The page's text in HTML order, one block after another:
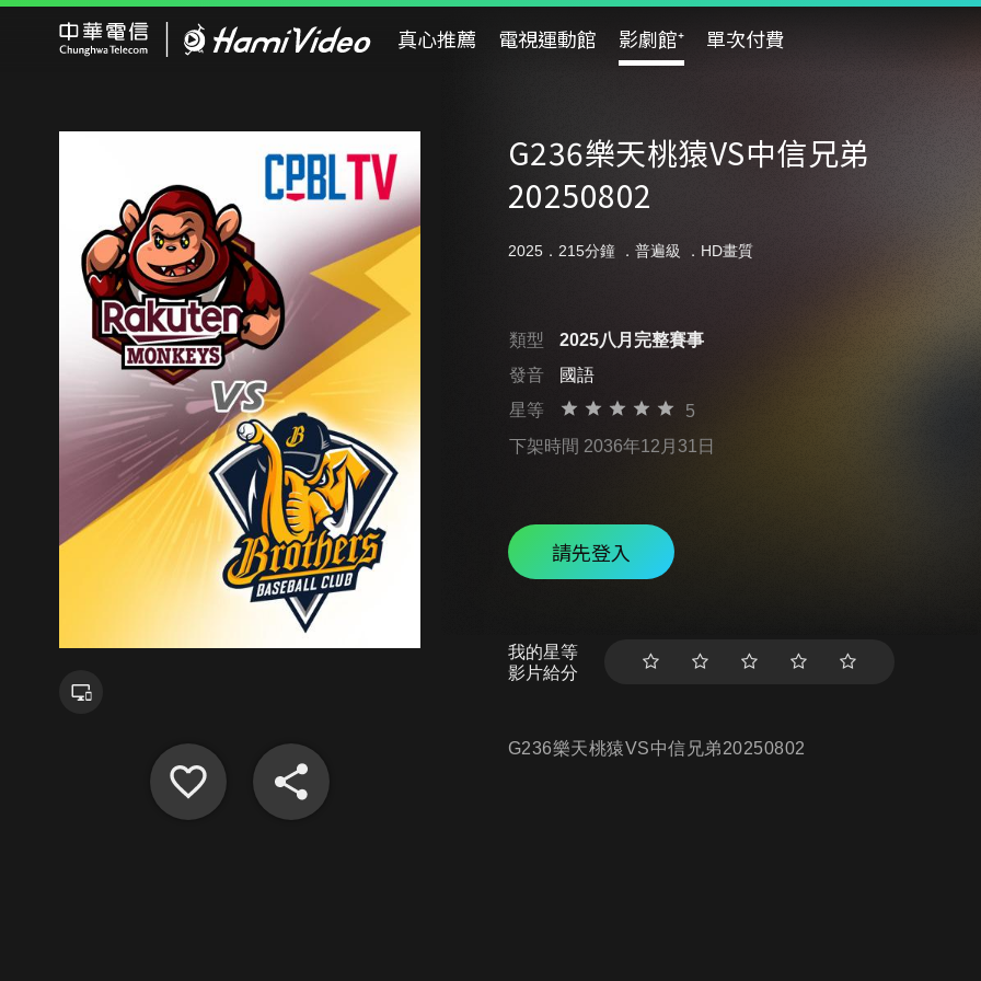
真心推薦 電視運動館 影劇館⁺ 單次付費
G236樂天桃猿VS中信兄弟
20250802
2025．215分鐘 ． 普遍級 ．HD畫質
類型
2025八月完整賽事
發音
國語
星等
5
下架時間 2036年12月31日
請先登入
我的星等
影片給分
G236樂天桃猿VS中信兄弟20250802